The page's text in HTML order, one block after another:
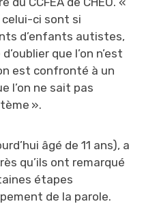
ci sont si
d’enfants autistes,
que l’on n’est
est confronté à un
l’on ne sait pas
».
âgé de 11 ans), a
qu’ils ont remarqué
étapes
de la parole.